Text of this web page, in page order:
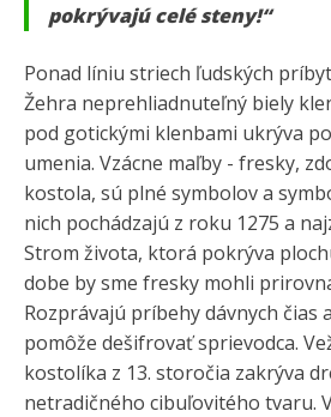
pokrývajú celé steny!“
Ponad líniu striech ľudských
Žehra neprehliadnuteľný biely
pod gotickými klenbami ukrýva
umenia. Vzácne maľby - fresky,
kostola, sú plné symbolov a
nich pochádzajú z roku 1275 a
Strom života, ktorá pokrýva
dobe by sme fresky mohli
Rozprávajú príbehy dávnych čias
pomôže dešifrovať sprievodca.
kostolíka z 13. storočia zakrýva
netradičného cibuľovitého tvaru.